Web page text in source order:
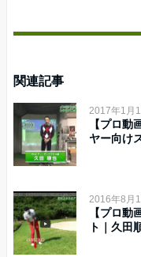
関連記事
2017年1月
【プロ動
ヤー向け
2016年8月
【プロ動
ト｜久田